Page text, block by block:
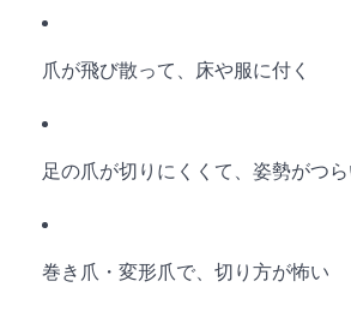
爪が飛び散って、床や服に付く
足の爪が切りにくくて、姿勢がつ
巻き爪・変形爪で、切り方が怖い